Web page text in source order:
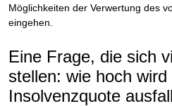
Möglichkeiten der Verwertung des
eingehen.
Eine Frage, die sich
stellen: wie hoch wird
Insolvenzquote